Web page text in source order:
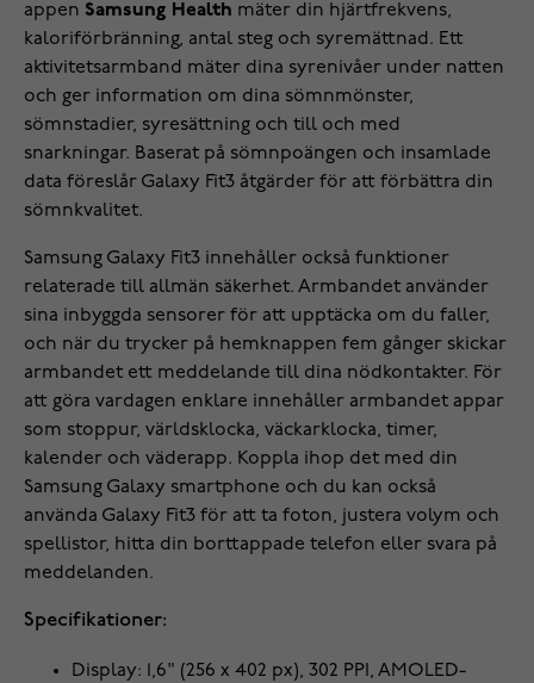
appen Samsung Health mäter din hjärtfrekvens,
kaloriförbränning, antal steg och syremättnad. Ett
aktivitetsarmband mäter dina syrenivåer under natten
och ger information om dina sömnmönster,
sömnstadier, syresättning och till och med
snarkningar. Baserat på sömnpoängen och insamlade
data föreslår Galaxy Fit3 åtgärder för att förbättra din
sömnkvalitet.
Samsung Galaxy Fit3 innehåller också funktioner
relaterade till allmän säkerhet. Armbandet använder
sina inbyggda sensorer för att upptäcka om du faller,
och när du trycker på hemknappen fem gånger skickar
armbandet ett meddelande till dina nödkontakter. För
att göra vardagen enklare innehåller armbandet appar
som stoppur, världsklocka, väckarklocka, timer,
kalender och väderapp. Koppla ihop det med din
Samsung Galaxy smartphone och du kan också
använda Galaxy Fit3 för att ta foton, justera volym och
spellistor, hitta din borttappade telefon eller svara på
meddelanden.
Specifikationer:
Display: 1,6" (256 x 402 px), 302 PPI, AMOLED-